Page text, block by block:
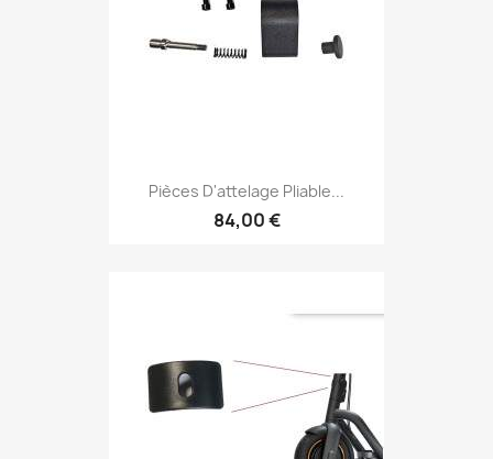
Pièces D'attelage Pliable...
84,00 €